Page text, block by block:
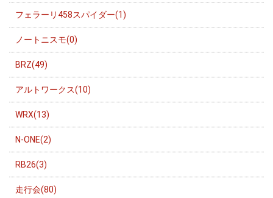
フェラーリ458スパイダー(1)
ノートニスモ(0)
BRZ(49)
アルトワークス(10)
WRX(13)
N-ONE(2)
RB26(3)
走行会(80)